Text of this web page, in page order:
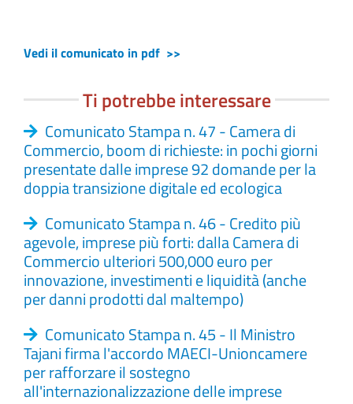
Vedi il comunicato in pdf >>
Ti potrebbe interessare
Comunicato Stampa n. 47 - Camera di
Commercio, boom di richieste: in pochi giorni
presentate dalle imprese 92 domande per la
doppia transizione digitale ed ecologica
Comunicato Stampa n. 46 - Credito più
agevole, imprese più forti: dalla Camera di
Commercio ulteriori 500,000 euro per
innovazione, investimenti e liquidità (anche
per danni prodotti dal maltempo)
Comunicato Stampa n. 45 - Il Ministro
Tajani firma l'accordo MAECI-Unioncamere
per rafforzare il sostegno
all'internazionalizzazione delle imprese